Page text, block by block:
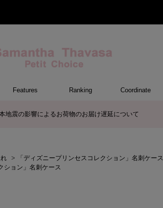
トートバッグ/ブリーフ
ショルダーバッグ/ミニバッグ
ボストンバッグ
リュック/バックパック
ボディバッグ/ウエストポーチ
ウォレット&スマホショルダーバッ
バッグその他
ケアアイテム
長財布
中財布
折財布/ミニ財布
コインケース/マルチケース
財布・小物その他
ポーチ
カードケース/名刺入れ
キーケース
パスケース
モバイルグッズ
ケース/ポーチその他
ファスナートップチャーム
バッグチャーム
チャームその他
Features Ranking Coordinate
グループカスタマーセンター夏季休業のお知らせ
>
「ディズニープリンセスコレクション」名刺ケース
ション」名刺ケース